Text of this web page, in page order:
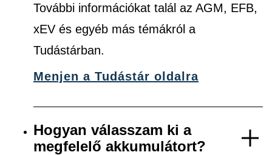
További információkat talál az AGM, EFB,
xEV és egyéb más témákról a
Tudástárban.
Menjen a Tudástár oldalra
Hogyan válasszam ki a
megfelelő akkumulátort?